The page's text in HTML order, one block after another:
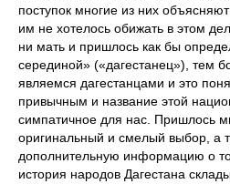
поступок многие из них
им не хотелось обижать в этом
ни мать и пришлось как бы
серединой» («дагестанец»), тем
являемся дагестанцами и это
привычным и название этой
симпатичное для нас. Пришлось
оригинальный и смелый выбор, а
дополнительную информацию о
история народов Дагестана